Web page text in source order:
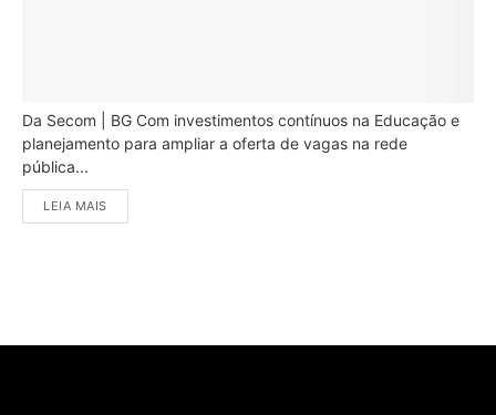
Da Secom | BG Com investimentos contínuos na Educação e
planejamento para ampliar a oferta de vagas na rede
pública...
LEIA MAIS